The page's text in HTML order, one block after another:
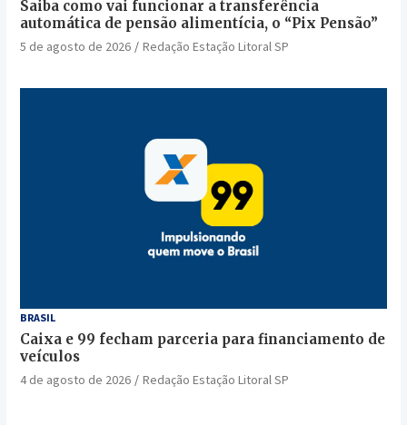
KAYAK revela os destinos mais buscados para o
feriado de Tiradentes
Redação Estação Litoral SP
Saiba como vai funcionar a transferência
automática de pensão alimentícia, o “Pix Pensão”
5 de agosto de 2026 Redação Estação Litoral SP
BRASIL
Caixa e 99 fecham parceria para financiamento de
veículos
4 de agosto de 2026 Redação Estação Litoral SP